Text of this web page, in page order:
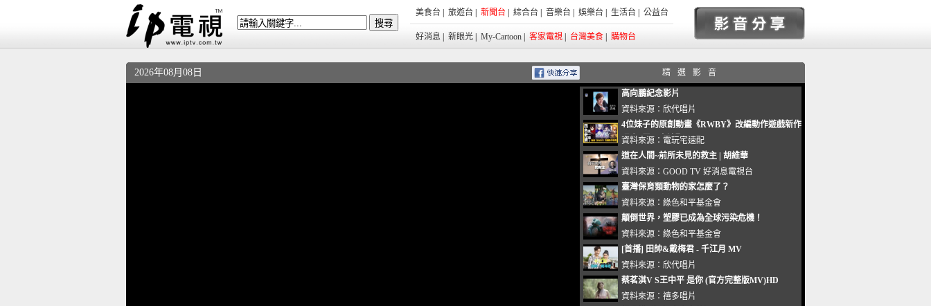
美食台 旅遊台 新聞台 綜合台 音樂台 娛樂台 生活台 公益台
好消息 新眼光 My-Cartoon 客家電視 台灣美食 購物台
2026年08月08日 精選影音
高向鵬紀念影片
資料來源： 欣代唱片
4位妹子的原創動畫《RWBY》改編動作遊戲新作
曝光_電玩宅速配20221102
資料來源： 電玩宅速配
道在人間~前所未見的救主 | 胡維華
資料來源： GOOD TV 好消息電視台
臺灣保育類動物的家怎麼了？
資料來源： 綠色和平基金會
顛倒世界，塑膠已成為全球污染危機！
資料來源： 綠色和平基金會
[首播] 田帥&戴梅君 - 千江月 MV
資料來源： 欣代唱片
蔡茗淇V S王中平 是你 (官方完整版MV)HD
資料來源： 禧多唱片